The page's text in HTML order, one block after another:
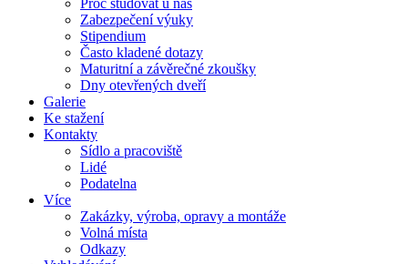
Proč studovat u nás
Zabezpečení výuky
Stipendium
Často kladené dotazy
Maturitní a závěrečné zkoušky
Dny otevřených dveří
Galerie
Ke stažení
Kontakty
Sídlo a pracoviště
Lidé
Podatelna
Více
Zakázky, výroba, opravy a montáže
Volná místa
Odkazy